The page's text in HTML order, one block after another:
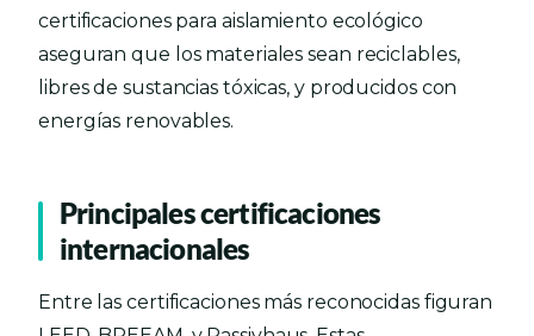
certificaciones para aislamiento ecológico
aseguran que los materiales sean reciclables,
libres de sustancias tóxicas, y producidos con
energías renovables.
Principales certificaciones
internacionales
Entre las certificaciones más reconocidas figuran